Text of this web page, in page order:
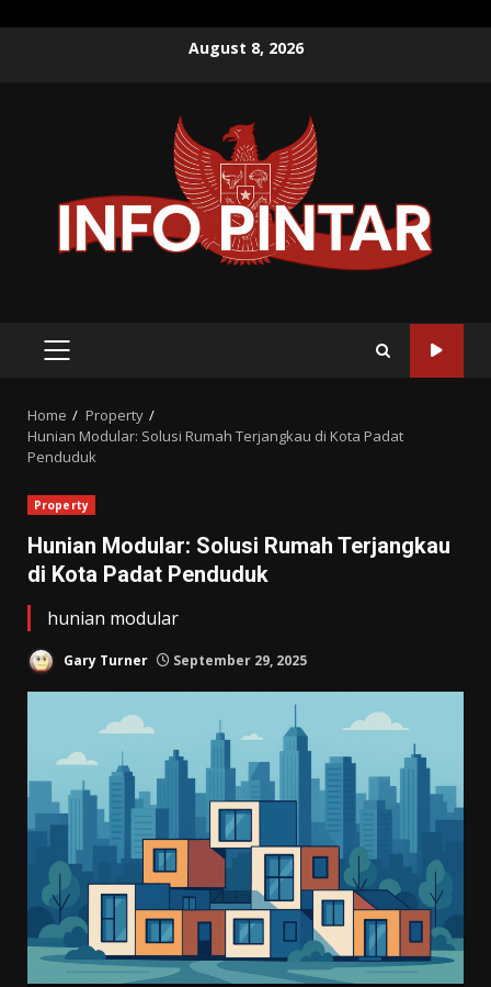
August 8, 2026
PRIMARY
Home
Property
Hunian Modular: Solusi Rumah Terjangkau di Kota Padat
Penduduk
Property
Hunian Modular: Solusi Rumah Terjangkau
di Kota Padat Penduduk
hunian modular
Gary Turner September 29, 2025